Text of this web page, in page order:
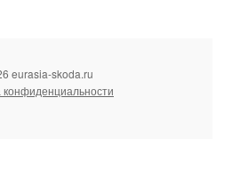
eurasia-skoda.ru
конфиденциальности